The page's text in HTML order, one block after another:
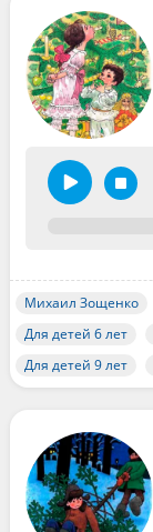
Михаил Зощенко
Для детей 6 лет
Для детей 9 лет